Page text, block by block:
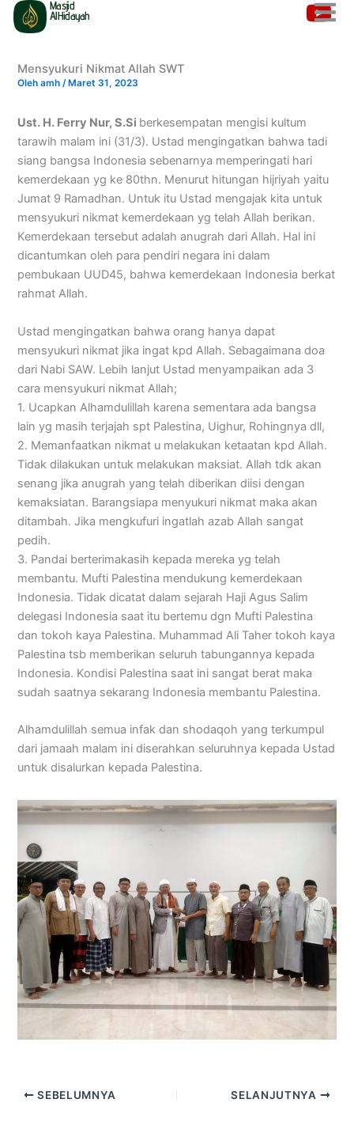
Lewati
Masjid
AlHidayah
Mensyukuri Nikmat Allah SWT
Olehamh/ Maret 31, 2023
Ust. H. Ferry Nur, S.Si berkesempatan mengisi kultum
tarawih malam ini (31/3). Ustad mengingatkan bahwa tadi
siang bangsa Indonesia sebenarnya memperingati hari
kemerdekaan yg ke 80thn. Menurut hitungan hijriyah yaitu
Jumat 9 Ramadhan. Untuk itu Ustad mengajak kita untuk
mensyukuri nikmat kemerdekaan yg telah Allah berikan.
Kemerdekaan tersebut adalah anugrah dari Allah. Hal ini
dicantumkan oleh para pendiri negara ini dalam
pembukaan UUD45, bahwa kemerdekaan Indonesia berkat
rahmat Allah.
Ustad mengingatkan bahwa orang hanya dapat
mensyukuri nikmat jika ingat kpd Allah. Sebagaimana doa
dari Nabi SAW. Lebih lanjut Ustad menyampaikan ada 3
cara mensyukuri nikmat Allah;
1. Ucapkan Alhamdulillah karena sementara ada bangsa
lain yg masih terjajah spt Palestina, Uighur, Rohingnya dll,
2. Memanfaatkan nikmat u melakukan ketaatan kpd Allah.
Tidak dilakukan untuk melakukan maksiat. Allah tdk akan
senang jika anugrah yang telah diberikan diisi dengan
kemaksiatan. Barangsiapa menyukuri nikmat maka akan
ditambah. Jika mengkufuri ingatlah azab Allah sangat
pedih.
3. Pandai berterimakasih kepada mereka yg telah
membantu. Mufti Palestina mendukung kemerdekaan
Indonesia. Tidak dicatat dalam sejarah Haji Agus Salim
delegasi Indonesia saat itu bertemu dgn Mufti Palestina
dan tokoh kaya Palestina. Muhammad Ali Taher tokoh kaya
Palestina tsb memberikan seluruh tabungannya kepada
Indonesia. Kondisi Palestina saat ini sangat berat maka
sudah saatnya sekarang Indonesia membantu Palestina.
Alhamdulillah semua infak dan shodaqoh yang terkumpul
dari jamaah malam ini diserahkan seluruhnya kepada Ustad
untuk disalurkan kepada Palestina.
SEBELUMNYA SELANJUTNYA